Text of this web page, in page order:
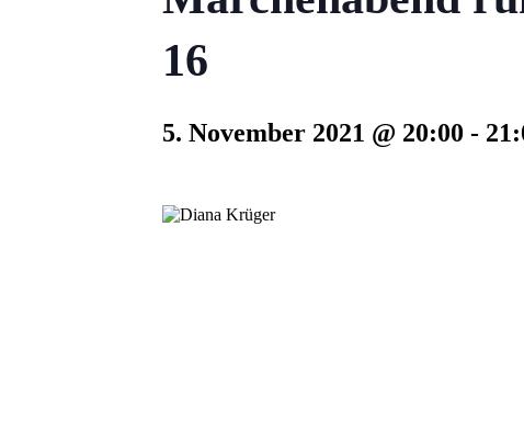
16
5. November 2021 @ 20:00 -